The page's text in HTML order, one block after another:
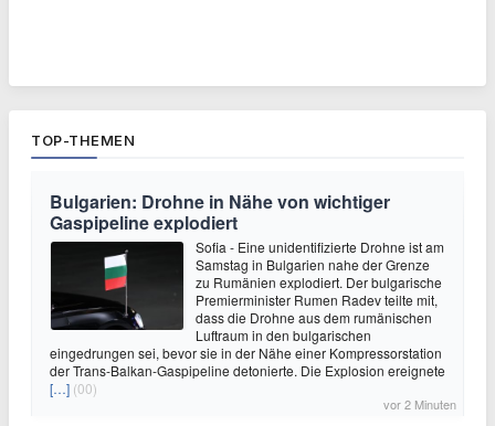
TOP-THEMEN
Bulgarien: Drohne in Nähe von wichtiger
Gaspipeline explodiert
Sofia - Eine unidentifizierte Drohne ist am
Samstag in Bulgarien nahe der Grenze
zu Rumänien explodiert. Der bulgarische
Premierminister Rumen Radev teilte mit,
dass die Drohne aus dem rumänischen
Luftraum in den bulgarischen
eingedrungen sei, bevor sie in der Nähe einer Kompressorstation
der Trans-Balkan-Gaspipeline detonierte. Die Explosion ereignete
[…] (00)
vor 2 Minuten